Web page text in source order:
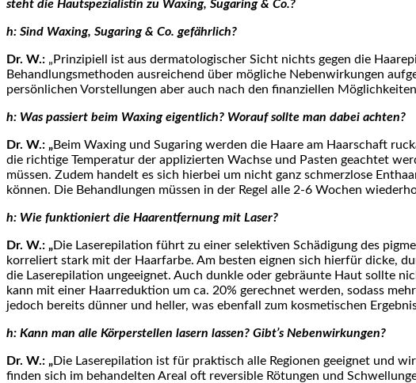
steht die Hautspezialistin zu Waxing, Sugaring & Co.?
h: Sind Waxing, Sugaring & Co. gefährlich?
Dr. W.: „Prinzipiell ist aus dermatologischer Sicht nichts gegen die
Behandlungsmethoden ausreichend über mögliche Nebenwirkungen
persönlichen Vorstellungen aber auch nach den finanziellen
h: Was passiert beim Waxing eigentlich? Worauf sollte man dabei achten?
Dr. W.: „Beim Waxing und Sugaring werden die Haare am Haarschaft
die richtige Temperatur der applizierten Wachse und Pasten geachtet
müssen. Zudem handelt es sich hierbei um nicht ganz schmerzlose
können. Die Behandlungen müssen in der Regel alle 2-6 Wochen
h: Wie funktioniert die Haarentfernung mit Laser?
Dr. W.: „Die Laserepilation führt zu einer selektiven Schädigung des
korreliert stark mit der Haarfarbe. Am besten eignen sich hierfür dicke,
die Laserepilation ungeeignet. Auch dunkle oder gebräunte Haut sollte
kann mit einer Haarreduktion um ca. 20% gerechnet werden, sodass
jedoch bereits dünner und heller, was ebenfall zum kosmetischen
h: Kann man alle Körperstellen lasern lassen? Gibt’s Nebenwirkungen?
Dr. W.: „Die Laserepilation ist für praktisch alle Regionen geeignet und
finden sich im behandelten Areal oft reversible Rötungen und